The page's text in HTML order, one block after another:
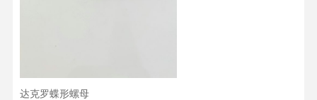
达克罗蝶形螺母